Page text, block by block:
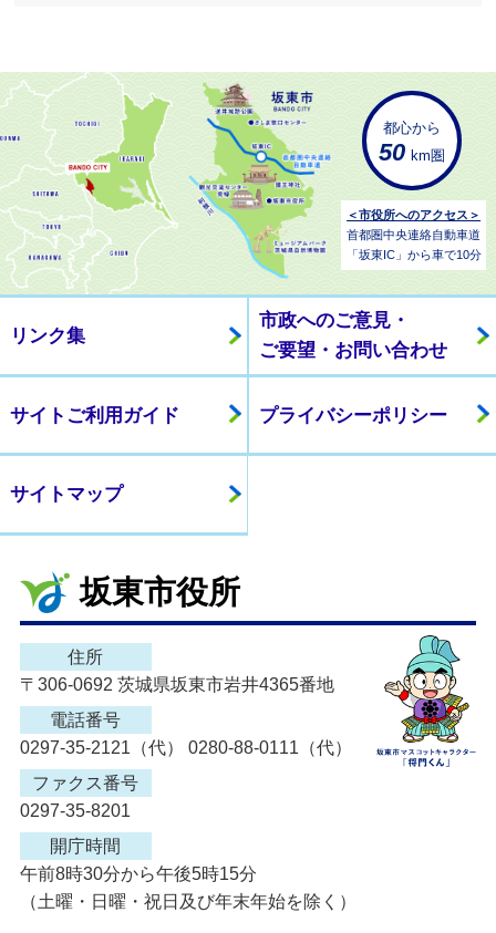
都心から
50 km圏
＜市役所へのアクセス＞
首都圏中央連絡自動車道
「坂東IC」から車で10分
リンク集
市政へのご意見・
ご要望・お問い合わせ
サイトご利用ガイド プライバシーポリシー
サイトマップ
坂東市役所
住所
〒306-0692 茨城県坂東市岩井4365番地
電話番号
0297-35-2121（代） 0280-88-0111（代）
ファクス番号
0297-35-8201
開庁時間
午前8時30分から午後5時15分
（土曜・日曜・祝日及び年末年始を除く）